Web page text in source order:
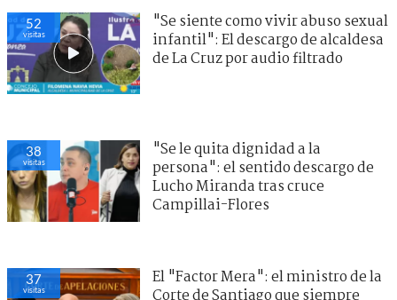
52
visitas
"Se siente como vivir abuso sexual
infantil": El descargo de alcaldesa
de La Cruz por audio filtrado
38
visitas
"Se le quita dignidad a la
persona": el sentido descargo de
Lucho Miranda tras cruce
Campillai-Flores
37
visitas
El "Factor Mera": el ministro de la